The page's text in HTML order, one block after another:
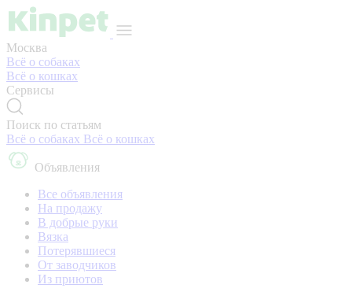
Москва
Всё о собаках
Всё о кошках
Сервисы
Поиск по статьям
Всё о собаках Всё о кошках
Объявления
Все объявления
На продажу
В добрые руки
Вязка
Потерявшиеся
От заводчиков
Из приютов